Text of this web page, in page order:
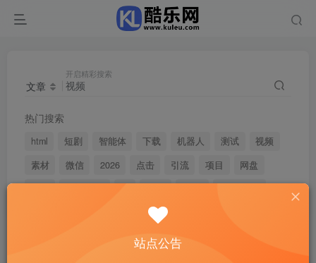
文章
开启精彩搜索
热门搜索
html 短剧 智能体 下载 机器人 测试
视频
素材
微信 2026 点击 引流 项目
网盘
站点公告